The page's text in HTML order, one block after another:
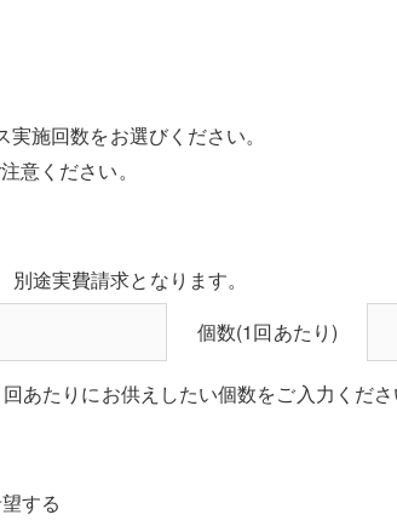
施回数をお選びください。
意ください。
途実費請求となります。
個数(1回あたり)
あたりにお供えしたい個数をご入力くださ
する